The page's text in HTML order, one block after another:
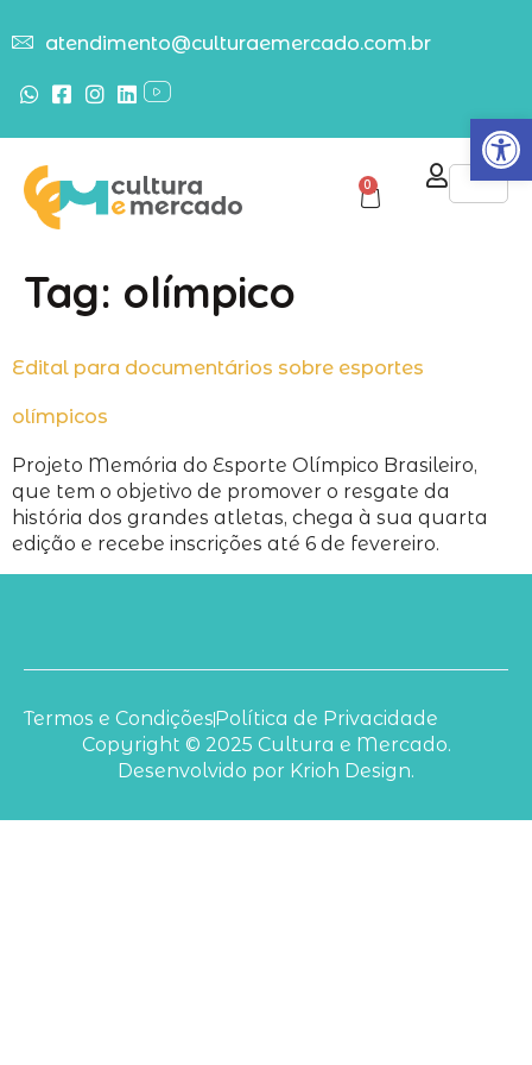
Abrir
atendimento@culturaemercado.com.br
0
Tag: olímpico
Edital para documentários sobre esportes
olímpicos
Projeto Memória do Esporte Olímpico Brasileiro,
que tem o objetivo de promover o resgate da
história dos grandes atletas, chega à sua quarta
edição e recebe inscrições até 6 de fevereiro.
Copyright © 2025 Cultura e Mercado.
Desenvolvido por Krioh Design.
Termos e Condições Política de Privacidade